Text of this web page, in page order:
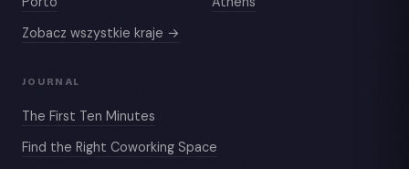
Zobacz wszystkie kraje →
JOURNAL
The First Ten Minutes
Find the Right Coworking Space